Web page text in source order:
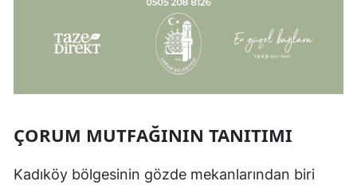
ÇORUM MUTFAĞININ TANITIMI
Kadıköy bölgesinin gözde mekanlarından biri